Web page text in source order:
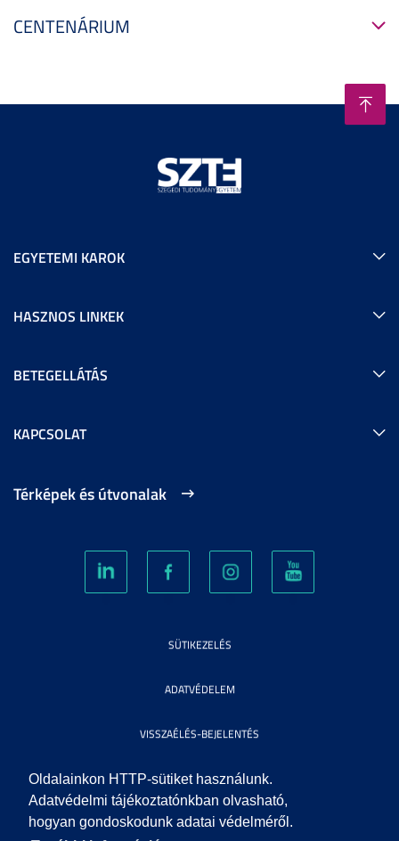
Oldalainkon HTTP-sütiket használunk.
Adatvédelmi tájékoztatónkban olvasható,
hogyan gondoskodunk adatai védelméről.
CENTENÁRIUM
EGYETEMI KAROK
HASZNOS LINKEK
BETEGELLÁTÁS
KAPCSOLAT
Térképek és útvonalak
SÜTIKEZELÉS
ADATVÉDELEM
VISSZAÉLÉS-BEJELENTÉS
KÖZÉRDEKŰ ADATOK
IMPRESSZUM